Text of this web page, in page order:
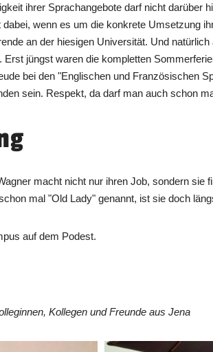
ihrer Sprachangebote darf nicht darüber
wenn es um die konkrete Umsetzung
an der hiesigen Universität. Und
jüngst waren die kompletten
bei den "Englischen und Französischen
sein. Respekt, da darf man auch schon
macht nicht nur ihren Job, sondern sie
mal "Old Lady" genannt, ist sie doch
auf dem Podest.
Kollegen und Freunde aus Jena